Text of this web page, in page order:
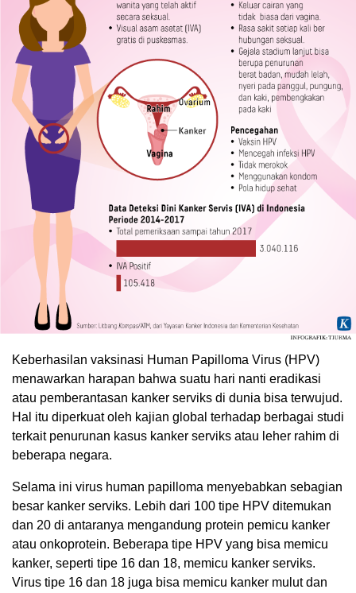
Keberhasilan vaksinasi Human Papilloma Virus (HPV)
menawarkan harapan bahwa suatu hari nanti eradikasi
atau pemberantasan kanker serviks di dunia bisa terwujud.
Hal itu diperkuat oleh kajian global terhadap berbagai studi
terkait penurunan kasus kanker serviks atau leher rahim di
beberapa negara.
Selama ini virus human papilloma menyebabkan sebagian
besar kanker serviks. Lebih dari 100 tipe HPV ditemukan
dan 20 di antaranya mengandung protein pemicu kanker
atau onkoprotein. Beberapa tipe HPV yang bisa memicu
kanker, seperti tipe 16 dan 18, memicu kanker serviks.
Virus tipe 16 dan 18 juga bisa memicu kanker mulut dan